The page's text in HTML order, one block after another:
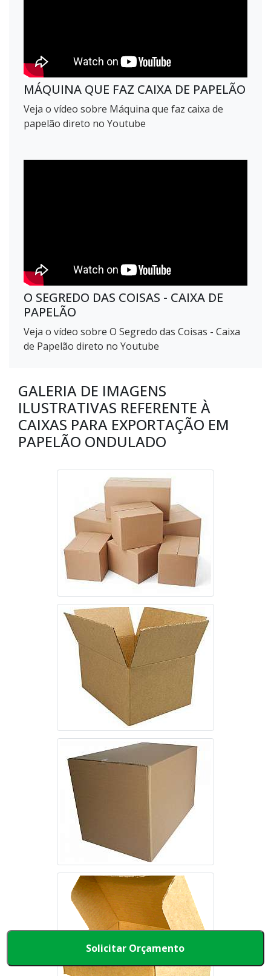
Solicitar Orçamento
MÁQUINA QUE FAZ CAIXA DE PAPELÃO
Veja o vídeo sobre Máquina que faz caixa de
papelão direto no Youtube
O SEGREDO DAS COISAS - CAIXA DE
PAPELÃO
Veja o vídeo sobre O Segredo das Coisas - Caixa
de Papelão direto no Youtube
GALERIA DE IMAGENS
ILUSTRATIVAS REFERENTE À
CAIXAS PARA EXPORTAÇÃO EM
PAPELÃO ONDULADO